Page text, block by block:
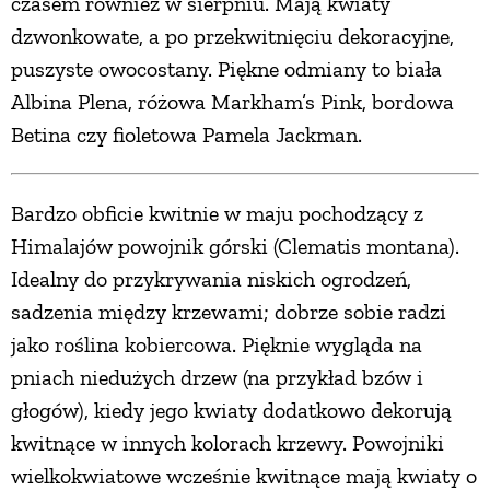
dzwonkowate, a po przekwitnięciu dekoracyjne,
puszyste owocostany. Piękne odmiany to biała
Albina Plena, różowa Markham’s Pink, bordowa
Betina czy fioletowa Pamela Jackman.
Bardzo obficie kwitnie w maju pochodzący z
Himalajów powojnik górski (Clematis montana).
Idealny do przykrywania niskich ogrodzeń,
sadzenia między krzewami; dobrze sobie radzi
jako roślina kobiercowa. Pięknie wygląda na
pniach niedużych drzew (na przykład bzów i
głogów), kiedy jego kwiaty dodatkowo dekorują
kwitnące w innych kolorach krzewy. Powojniki
wielkokwiatowe wcześnie kwitnące mają kwiaty o